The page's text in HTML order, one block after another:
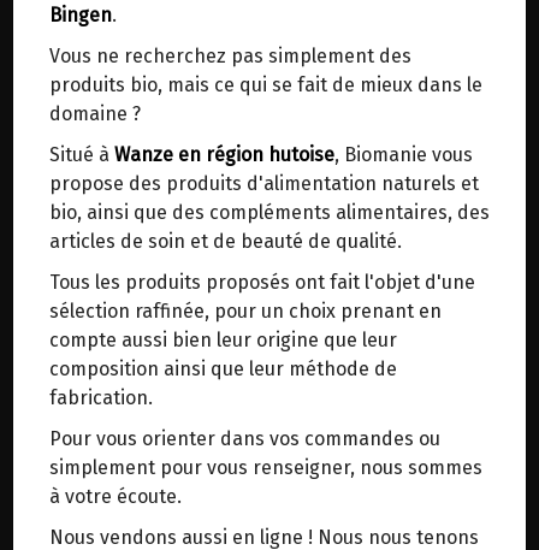
Bingen.
Vous ne recherchez pas simplement des
produits bio, mais ce qui se fait de mieux dans le
domaine ?
Situé à Wanze en région hutoise, Biomanie vous
propose des produits d'alimentation naturels et
bio, ainsi que des compléments alimentaires, des
articles de soin et de beauté de qualité.
Tous les produits proposés ont fait l'objet d'une
sélection raffinée, pour un choix prenant en
compte aussi bien leur origine que leur
composition ainsi que leur méthode de
fabrication.
Pour vous orienter dans vos commandes ou
simplement pour vous renseigner, nous sommes
à votre écoute.
Nous vendons aussi en ligne ! Nous nous tenons
contacter.
Choisir ce lieu
Dans un point d'enlèvement BPost
En choisissant un Point d’enlèvement ou un
distributeur bbox, vous permettez d’éviter des
trajets inutiles. En posant ce choix, vous
contribuez à la réduction des émissions de CO₂
de 30 % en moyenne. Et grâce au plus grand
réseau de distribution de Belgique, il y a
toujours une solution près de chez vous.
Venez chercher votre colis dans un point
d'enlèvement ou distributeur BBox de BPost :
points d'enlèvement ou distributeurs BBox
Merci de signaler dans les commentaires, le
BOISSON D'EPEAUTRE BIO THE
BRIDGE 1L
Origine : Italie.
Petite entreprise familiale.
Sans lactose ni sucre ajouté.
Lait végétal élaboré à partir de la variété